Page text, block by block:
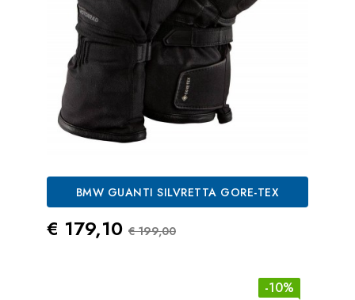
BMW GUANTI SILVRETTA GORE-TEX
Prezzo
€ 179,10 Prezzo Standard
€ 199,00
-10%